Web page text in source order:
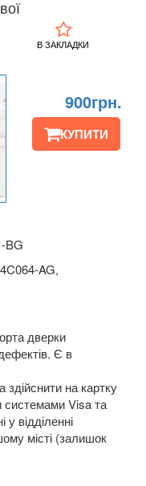
900грн.
КУПИТИ
В ЗАКЛАДКИ
BG
AG,
дверки
Є в
на картку
системами Visa та
відділенні
місті (залишок